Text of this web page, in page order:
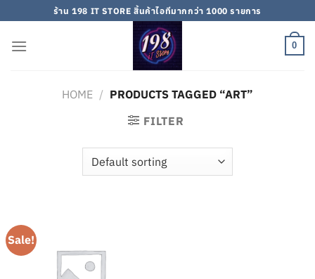
to
content
ร้าน 198 IT STORE สิ้นค้าไอทีมากกว่า 1000 รายการ
0
HOME / PRODUCTS TAGGED “ART”
FILTER
Sale!